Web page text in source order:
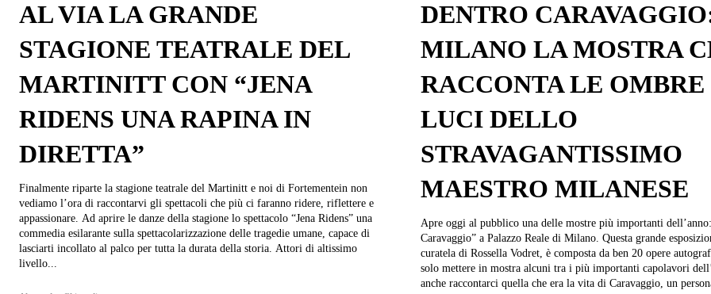
AL VIA LA GRANDE
STAGIONE TEATRALE DEL
MARTINITT CON “JENA
RIDENS UNA RAPINA IN
DIRETTA”
Finalmente riparte la stagione teatrale del Martinitt e noi di Fortementein non
vediamo l’ora di raccontarvi gli spettacoli che più ci faranno ridere, riflettere e
appassionare. Ad aprire le danze della stagione lo spettacolo “Jena Ridens” una
commedia esilarante sulla spettacolarizzazione delle tragedie umane, capace di
lasciarti incollato al palco per tutta la durata della storia. Attori di altissimo
livello...
DENTRO
MILANO LA MOSTRA
RACCONTA LE
LUCI DELLO
STRAVAGANTISSIMO
MAESTRO MILANESE
Apre oggi al pubblico una delle mostre più importanti
Caravaggio” a Palazzo Reale di Milano. Questa grande
curatela di Rossella Vodret, è composta da ben 20 opere
solo mettere in mostra alcuni tra i più importanti capolavori
anche raccontarci quella che era la vita di Caravaggio, un